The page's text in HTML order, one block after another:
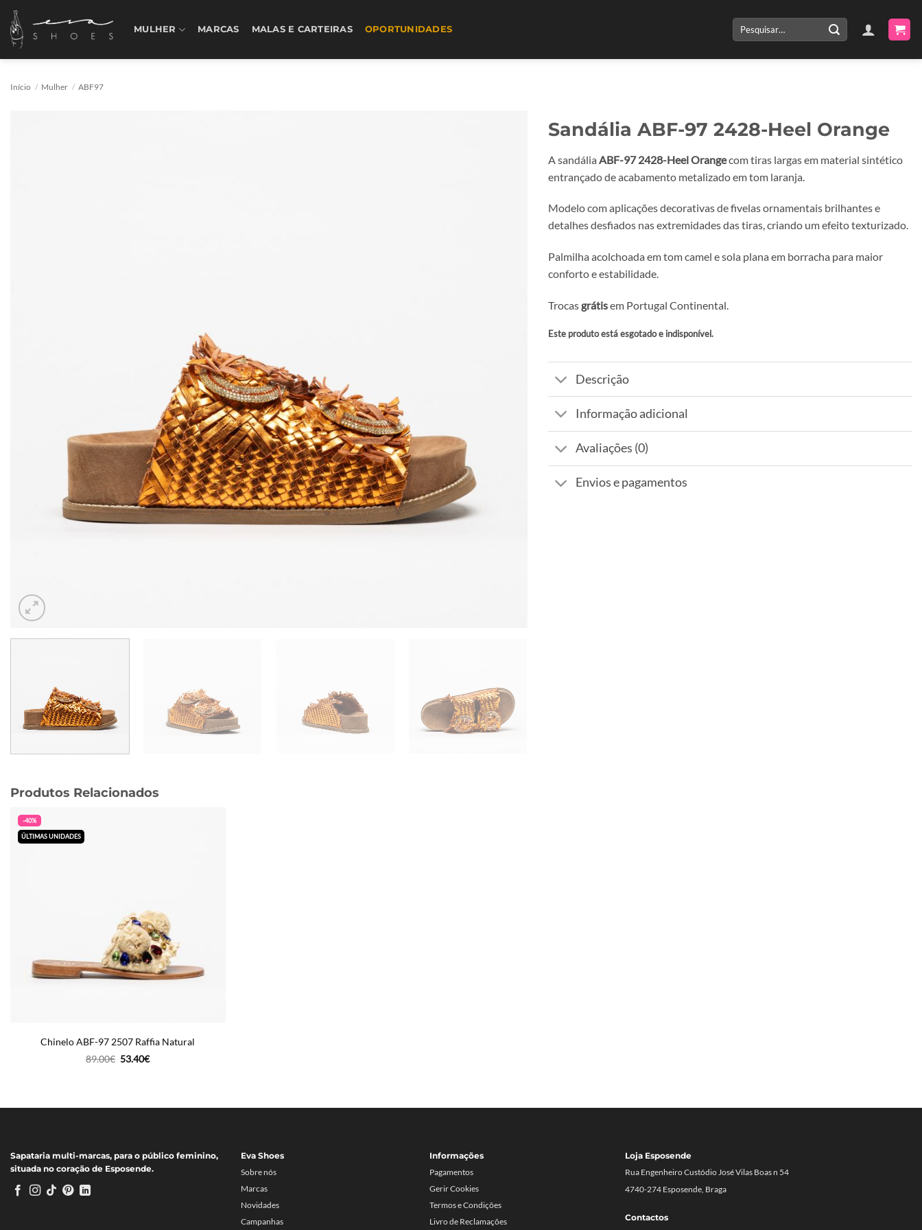
Skip
content
MULHER MARCAS MALAS E CARTEIRAS OPORTUNIDADES
Pesquisar
por:
Início / Mulher / ABF97
Sandália ABF-97 2428-Heel Orange
A sandália ABF-97 2428-Heel Orangecom tiras largas em material sintético
entrançado de acabamento metalizado em tom laranja.
Modelo com aplicações decorativas de fivelas ornamentais brilhantes e
detalhes desfiados nas extremidades das tiras, criando um efeito texturizado.
Palmilha acolchoada em tom camel e sola plana em borracha para maior
conforto e estabilidade.
Trocas grátisem Portugal Continental.
Este produto está esgotado e indisponível.
Alternative:
Descrição
Informação adicional
Avaliações (0)
Envios e pagamentos
Produtos Relacionados
-40%
ÚLTIMAS UNIDADES
Chinelo ABF-97 2507 Raffia Natural
89.00€ O
53.40€O
Sapataria multi-marcas, para o público feminino,
situada no coração de Esposende.
Eva Shoes
Sobre nós
Marcas
Novidades
Campanhas
Informações
Pagamentos
Gerir Cookies
Termos e Condições
Livro de Reclamações
Loja Esposende
Rua Engenheiro Custódio José Vilas Boas n 54
4740-274 Esposende, Braga
Contactos